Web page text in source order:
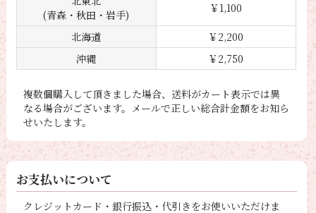
(青森・秋田・岩手)
￥1,100
北海道
￥2,200
沖縄
￥2,750
複数個購入して頂きました場合、送料がカート表示では異
なる場合がございます。メールで正しい総合計金額をお知ら
せいたします。
お支払いについて
クレジットカード・銀行振込・代引きをお使いいただけま